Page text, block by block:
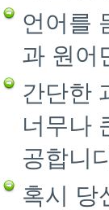
언어를
과 원어
간단한
너무나
공합니
혹시 당